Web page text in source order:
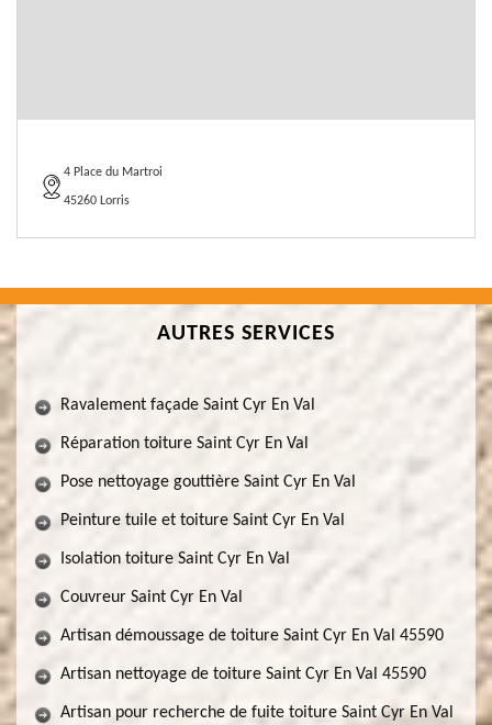
4 Place du Martroi
45260 Lorris
AUTRES SERVICES
Ravalement façade Saint Cyr En Val
Réparation toiture Saint Cyr En Val
Pose nettoyage gouttière Saint Cyr En Val
Peinture tuile et toiture Saint Cyr En Val
Isolation toiture Saint Cyr En Val
Couvreur Saint Cyr En Val
Artisan démoussage de toiture Saint Cyr En Val 45590
Artisan nettoyage de toiture Saint Cyr En Val 45590
Artisan pour recherche de fuite toiture Saint Cyr En Val